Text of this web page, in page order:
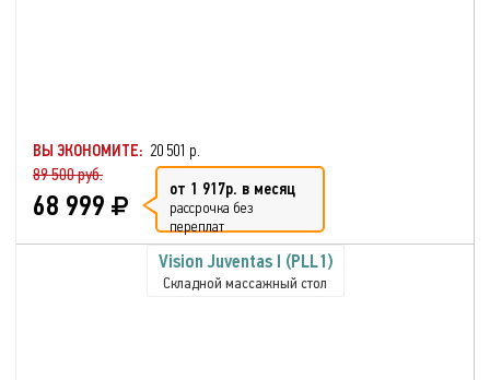
ВЫ ЭКОНОМИТЕ: 20 501 р.
89 500 руб.
68 999 от 1 917р. в месяц
рассрочка без
переплат
Vision Juventas I (PLL1)
Складной массажный стол